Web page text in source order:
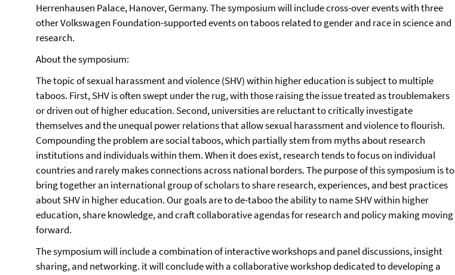
Herrenhausen Palace, Hanover, Germany. The symposium will include cross-over events with three
other Volkswagen Foundation-supported events on taboos related to gender and race in science and
research.
About the symposium:
The topic of sexual harassment and violence (SHV) within higher education is subject to multiple
taboos. First, SHV is often swept under the rug, with those raising the issue treated as troublemakers
or driven out of higher education. Second, universities are reluctant to critically investigate
themselves and the unequal power relations that allow sexual harassment and violence to flourish.
Compounding the problem are social taboos, which partially stem from myths about research
institutions and individuals within them. When it does exist, research tends to focus on individual
countries and rarely makes connections across national borders. The purpose of this symposium is to
bring together an international group of scholars to share research, experiences, and best practices
about SHV in higher education. Our goals are to de-taboo the ability to name SHV within higher
education, share knowledge, and craft collaborative agendas for research and policy making moving
forward.
The symposium will include a combination of interactive workshops and panel discussions, insight
sharing, and networking. it will conclude with a collaborative workshop dedicated to developing a